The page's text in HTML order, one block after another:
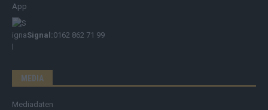
Signal:0162 862 71 99
MEDIA
Mediadaten